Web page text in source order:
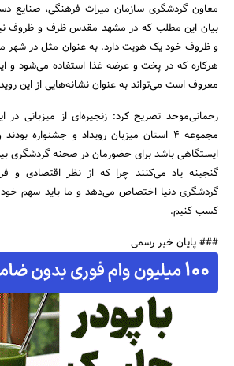
معاون گردشگری سازمان میراث فرهنگی، صنایع
بیان این مطلب که در مشهد مقدس ظرف و ظروف
و ظروف خود یک هویت دارد. به عنوان مثل در
هرکاره که در پخت و عرضه غذا استفاده می‌شود و
معروف است می‌تواند به عنوان نشانه‌هایی از این
رحمانی‌موحد تصریح کرد: زنجیره‌ای از میزبانی در
مجموعه 4 استان میزبان رویداد و جشنواره
ایستگاهی باشد برای حضورمان در صحنه گردشگری
گنجینه یاد می‌کنند چرا که از نظر اقتصادی و
گردشگری دنیا اختصاص می‌دهد و ما باید سهم خود
کسب کنیم.
### پایان خبر رسمی